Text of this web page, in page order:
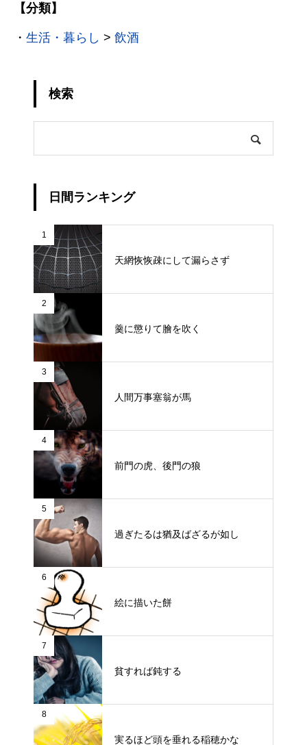
【分類】
・ 生活・暮らし > 飲酒
検索
日間ランキング
1
天網恢恢疎にして漏らさず
2
羹に懲りて膾を吹く
3
人間万事塞翁が馬
4
前門の虎、後門の狼
5
過ぎたるは猶及ばざるが如し
6
絵に描いた餅
7
貧すれば鈍する
8
実るほど頭を垂れる稲穂かな